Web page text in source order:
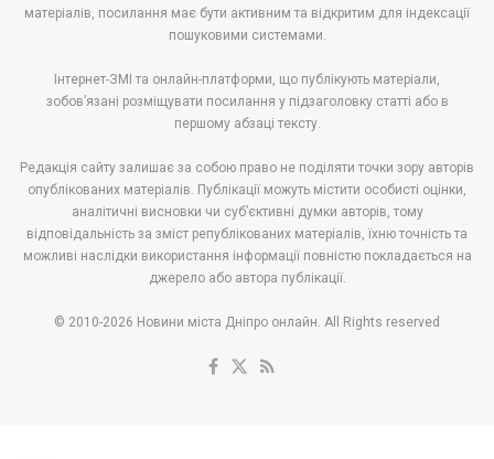
матеріалів, посилання має бути активним та відкритим для індексації
пошуковими системами.
Інтернет-ЗМІ та онлайн-платформи, що публікують матеріали,
зобов’язані розміщувати посилання у підзаголовку статті або в
першому абзаці тексту.
Редакція сайту залишає за собою право не поділяти точки зору авторів
опублікованих матеріалів. Публікації можуть містити особисті оцінки,
аналітичні висновки чи суб’єктивні думки авторів, тому
відповідальність за зміст републікованих матеріалів, їхню точність та
можливі наслідки використання інформації повністю покладається на
джерело або автора публікації.
© 2010-2026 Новини міста Дніпро онлайн. All Rights reserved